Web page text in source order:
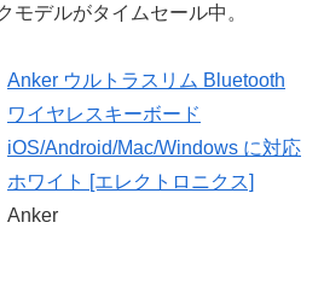
モデルがタイムセール中。
Anker ウルトラスリム Bluetooth
ワイヤレスキーボード
iOS/Android/Mac/Windows に対応
ホワイト [エレクトロニクス]
Anker